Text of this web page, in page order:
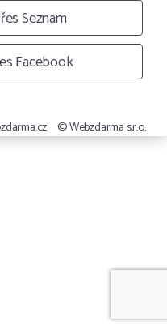
Seznam
Facebook
© Webzdarma s.r.o.